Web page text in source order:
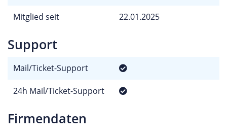
Mitglied seit 22.01.2025
Support
Mail/Ticket-Support
24h Mail/Ticket-Support
Firmendaten